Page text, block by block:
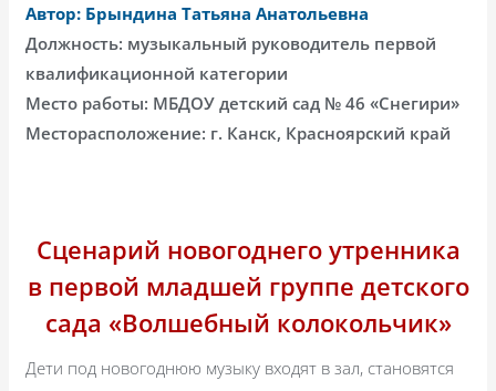
Автор: Брындина Татьяна Анатольевна
Должность: музыкальный руководитель первой
квалификационной категории
Место работы: МБДОУ детский сад № 46 «Снегири»
Месторасположение: г. Канск, Красноярский край
Сценарий новогоднего утренника
в первой младшей группе детского
сада «Волшебный колокольчик»
Дети под новогоднюю музыку входят в зал, становятся